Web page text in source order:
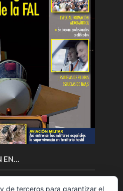
EN…
de terceros para garantizar el